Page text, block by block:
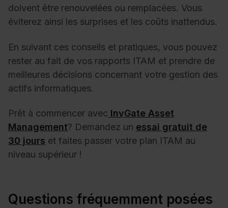
doivent être renouvelées ou remplacées. Vous
éviterez ainsi les surprises et les coûts inattendus.
En suivant ces conseils et pratiques, vous pouvez
rester au fait de vos rapports ITAM et prendre de
meilleures décisions concernant votre gestion des
actifs informatiques.
Prêt à commencer avec InvGate Asset
Management? Demandez un essai gratuit de
30 jours et faites passer votre plan ITAM au
niveau supérieur !
Questions fréquemment posées